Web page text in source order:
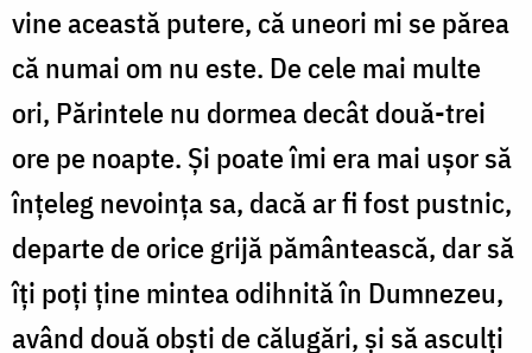
vine această putere, că uneori mi se părea
că numai om nu este. De cele mai multe
ori, Părintele nu dormea decât două-trei
ore pe noapte. Și poate îmi era mai ușor să
înțeleg nevoința sa, dacă ar fi fost pustnic,
departe de orice grijă pământească, dar să
îți poți ține mintea odihnită în Dumnezeu,
având două obști de călugări, și să asculți